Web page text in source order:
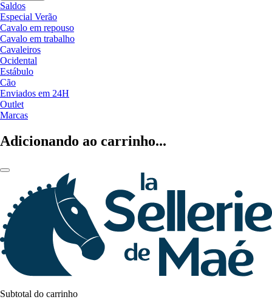
Saldos
Especial Verão
Cavalo em repouso
Cavalo em trabalho
Cavaleiros
Ocidental
Estábulo
Cão
Enviados em 24H
Outlet
Marcas
Adicionando ao carrinho...
Subtotal do carrinho